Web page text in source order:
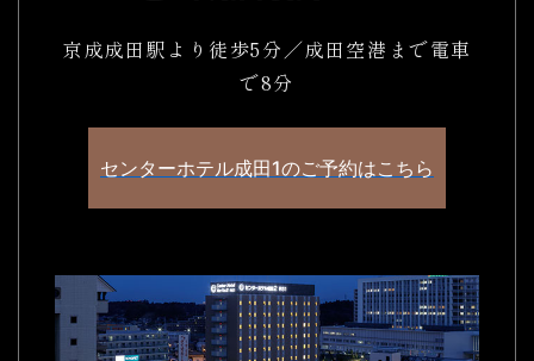
京成成田駅より徒歩5分／成田空港まで電車
で8分
センターホテル成田1のご予約はこちら